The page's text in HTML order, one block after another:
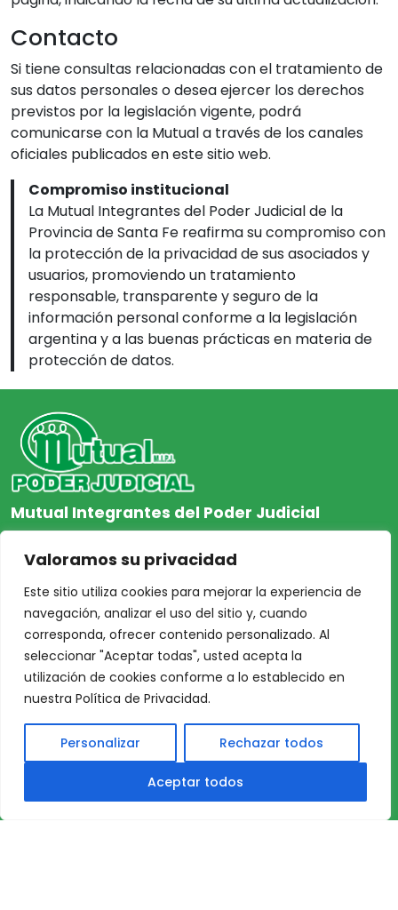
Valoramos su privacidad
Este sitio utiliza cookies para mejorar la experiencia de
navegación, analizar el uso del sitio y, cuando
corresponda, ofrecer contenido personalizado. Al
seleccionar "Aceptar todas", usted acepta la
utilización de cookies conforme a lo establecido en
nuestra Política de Privacidad.
Personalizar Rechazar todos
Aceptar todos
Contacto
Si tiene consultas relacionadas con el tratamiento de
sus datos personales o desea ejercer los derechos
previstos por la legislación vigente, podrá
comunicarse con la Mutual a través de los canales
oficiales publicados en este sitio web.
Compromiso institucional
La Mutual Integrantes del Poder Judicial de la
Provincia de Santa Fe reafirma su compromiso con
la protección de la privacidad de sus asociados y
usuarios, promoviendo un tratamiento
responsable, transparente y seguro de la
información personal conforme a la legislación
argentina y a las buenas prácticas en materia de
protección de datos.
Mutual Integrantes del Poder Judicial
afiliacion@mjpj.org.ar
+54 9 342 467-4510
NOSOTROS
Inicio
Acceso Asociados
Nosotros
Profesionales
CENTRO DE AYUDA
Protección de Datos
Personales
TÉRMINOS y
CONDICIONES DE USO